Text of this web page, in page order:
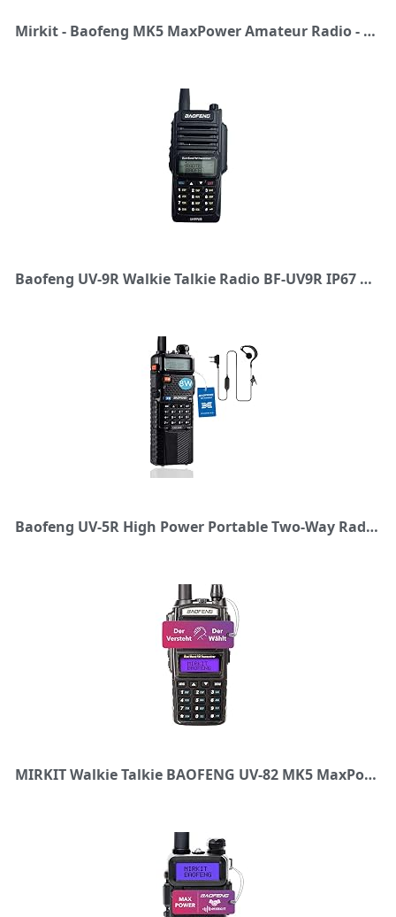
Mirkit - Baofeng MK5 MaxPower Amateur Radio - Radio with 1800 mAh Battery - Radio 10 km Range with Headset - VHF UHF Radio, 128 Channels - Handheld Radio - Pack of 1
Baofeng UV-9R Walkie Talkie Radio BF-UV9R IP67 Waterproof Dual Band Radio 8W UV 9R
Baofeng UV-5R High Power Portable Two-Way Radio with 3800mAh Battery
MIRKIT Walkie Talkie BAOFENG UV-82 MK5 MaxPower - Radio with 2800 mAh Battery - Radio 10 km Range with Headset - VHF/UHF Radio Dual Band Radio 128 Channels - Handheld Radio UV 82 (No FM)